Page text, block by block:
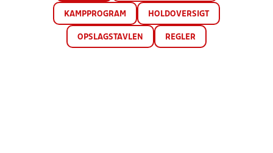
KAMPPROGRAM HOLDOVERSIGT
OPSLAGSTAVLEN REGLER